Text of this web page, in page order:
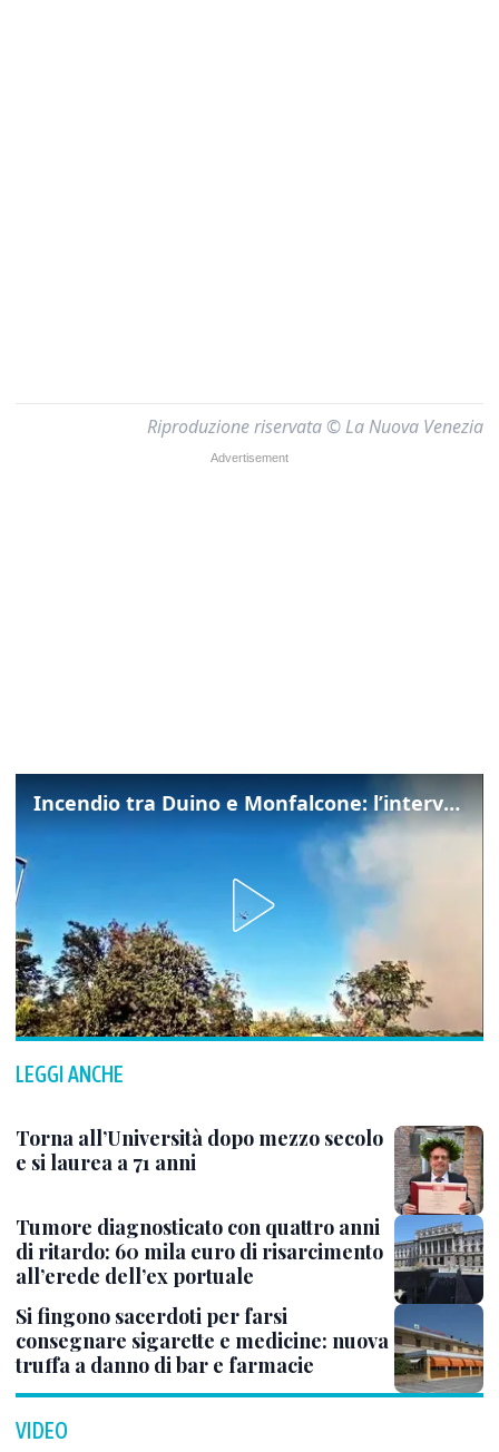
Riproduzione riservata © La Nuova Venezia
Incendio tra Duino e Monfalcone: l’intervento dei vigili del fuoco
LEGGI ANCHE
Torna all’Università dopo mezzo secolo
e si laurea a 71 anni
Tumore diagnosticato con quattro anni
di ritardo: 60 mila euro di risarcimento
all’erede dell’ex portuale
Si fingono sacerdoti per farsi
consegnare sigarette e medicine: nuova
truffa a danno di bar e farmacie
VIDEO